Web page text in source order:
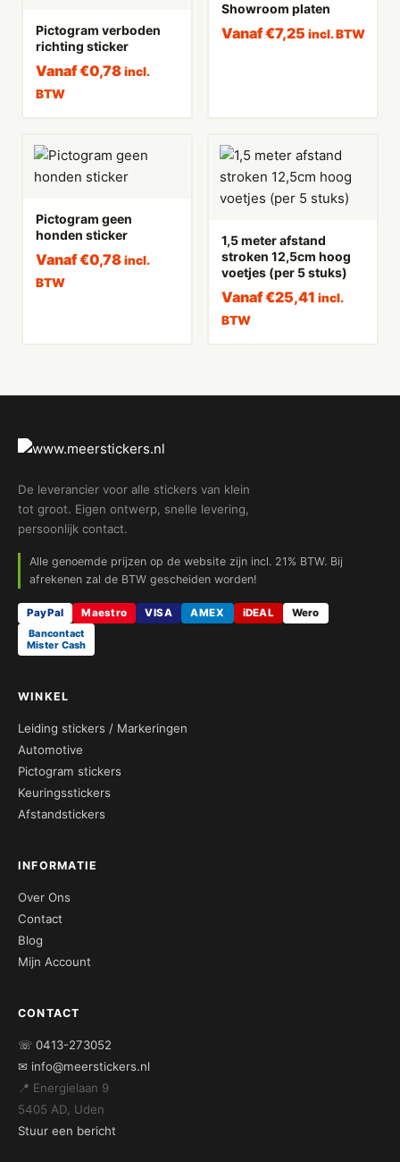
Pictogram verboden
richting sticker
Vanaf€0,78 incl.
BTW
Showroom platen
Vanaf€7,25 incl. BTW
Pictogram geen
honden sticker
Vanaf€0,78 incl.
BTW
1,5 meter afstand
stroken 12,5cm hoog
voetjes (per 5 stuks)
Vanaf€25,41 incl.
BTW
De leverancier voor alle stickers van klein
tot groot. Eigen ontwerp, snelle levering,
persoonlijk contact.
Alle genoemde prijzen op de website zijn incl. 21% BTW. Bij
afrekenen zal de BTW gescheiden worden!
PayPal Maestro VISA AMEX iDEAL
Wero
Bancontact
Mister Cash
WINKEL
Leiding stickers / Markeringen
Automotive
Pictogram stickers
Keuringsstickers
Afstandstickers
INFORMATIE
Over Ons
Contact
Blog
Mijn Account
CONTACT
☏ 0413-273052
✉ info@meerstickers.nl
📍 Energielaan 9
5405 AD, Uden
Stuur een bericht